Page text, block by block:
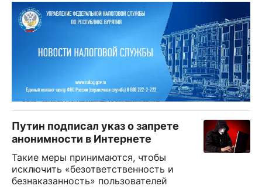
Путин подписал указ о запрете
анонимности в Интернете
Такие меры принимаются, чтобы
исключить «безответственность и
безнаказанность» пользователей